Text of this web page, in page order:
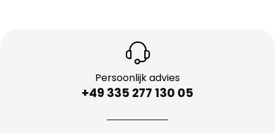
Persoonlijk advies
+49 335 277 130 05